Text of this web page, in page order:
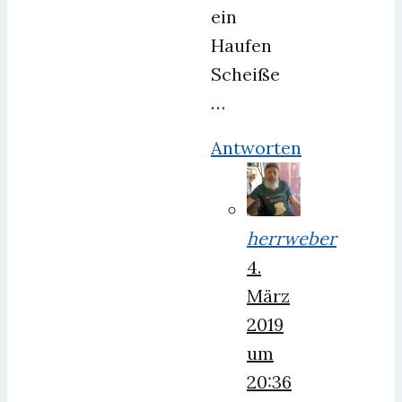
ein
Haufen
Scheiße
…
Antworten
herrweber
4.
März
2019
um
20:36